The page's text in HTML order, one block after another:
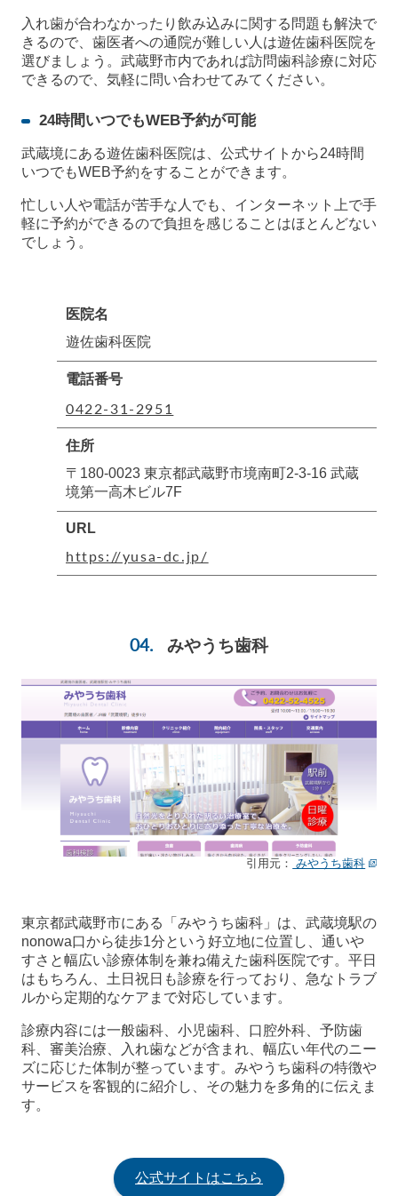
入れ歯が合わなかったり飲み込みに関する問題も解決で
きるので、歯医者への通院が難しい人は遊佐歯科医院を
選びましょう。武蔵野市内であれば訪問歯科診療に対応
できるので、気軽に問い合わせてみてください。
24時間いつでもWEB予約が可能
武蔵境にある遊佐歯科医院は、公式サイトから24時間
いつでもWEB予約をすることができます。
忙しい人や電話が苦手な人でも、インターネット上で手
軽に予約ができるので負担を感じることはほとんどない
でしょう。
医院名
遊佐歯科医院
電話番号
0422-31-2951
住所
〒180-0023 東京都武蔵野市境南町2-3-16 武蔵
境第一高木ビル7F
URL
https://yusa-dc.jp/
みやうち歯科
引用元： みやうち歯科
東京都武蔵野市にある「みやうち歯科」は、武蔵境駅の
nonowa口から徒歩1分という好立地に位置し、通いや
すさと幅広い診療体制を兼ね備えた歯科医院です。平日
はもちろん、土日祝日も診療を行っており、急なトラブ
ルから定期的なケアまで対応しています。
診療内容には一般歯科、小児歯科、口腔外科、予防歯
科、審美治療、入れ歯などが含まれ、幅広い年代のニー
ズに応じた体制が整っています。みやうち歯科の特徴や
サービスを客観的に紹介し、その魅力を多角的に伝えま
す。
公式サイトはこちら